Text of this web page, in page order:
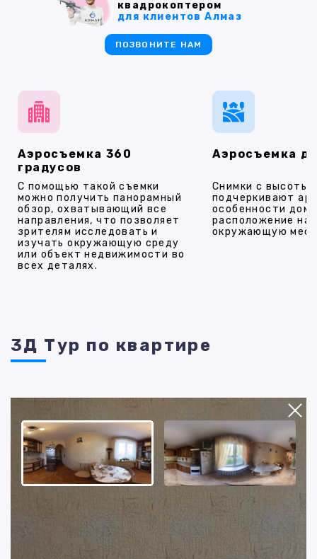
Аэросъемка 360
градусов
С помощью такой съемки
можно получить панорамный
обзор, охватывающий все
направления, что позволяет
зрителям исследовать и
изучать окружающую среду
или объект недвижимости во
всех деталях.
Аэросъемка
Снимки с высоты
подчеркивают
особенности
расположение на
окружающую
квадрокоптером
для клиентов Алмаз
ПОЗВОНИТЕ НАМ
3Д Тур по квартире